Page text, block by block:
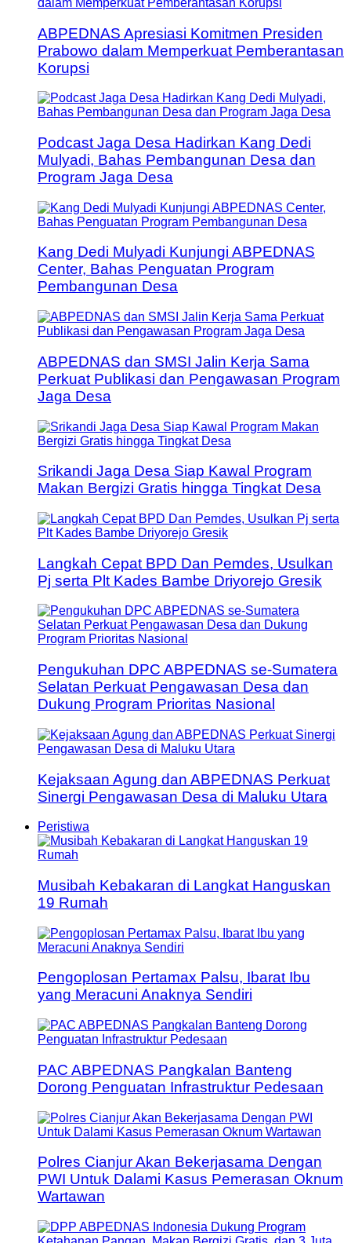
ABPEDNAS Apresiasi Komitmen Presiden
Prabowo dalam Memperkuat Pemberantasan
Korupsi
Podcast Jaga Desa Hadirkan Kang Dedi
Mulyadi, Bahas Pembangunan Desa dan
Program Jaga Desa
Kang Dedi Mulyadi Kunjungi ABPEDNAS
Center, Bahas Penguatan Program
Pembangunan Desa
ABPEDNAS dan SMSI Jalin Kerja Sama
Perkuat Publikasi dan Pengawasan Program
Jaga Desa
Srikandi Jaga Desa Siap Kawal Program
Makan Bergizi Gratis hingga Tingkat Desa
Langkah Cepat BPD Dan Pemdes, Usulkan
Pj serta Plt Kades Bambe Driyorejo Gresik
Pengukuhan DPC ABPEDNAS se-Sumatera
Selatan Perkuat Pengawasan Desa dan
Dukung Program Prioritas Nasional
Kejaksaan Agung dan ABPEDNAS Perkuat
Sinergi Pengawasan Desa di Maluku Utara
Peristiwa
Musibah Kebakaran di Langkat Hanguskan
19 Rumah
Pengoplosan Pertamax Palsu, Ibarat Ibu
yang Meracuni Anaknya Sendiri
PAC ABPEDNAS Pangkalan Banteng
Dorong Penguatan Infrastruktur Pedesaan
Polres Cianjur Akan Bekerjasama Dengan
PWI Untuk Dalami Kasus Pemerasan Oknum
Wartawan